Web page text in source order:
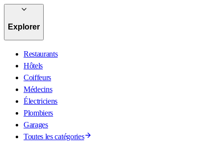
Explorer
Restaurants
Hôtels
Coiffeurs
Médecins
Électriciens
Plombiers
Garages
Toutes les catégories